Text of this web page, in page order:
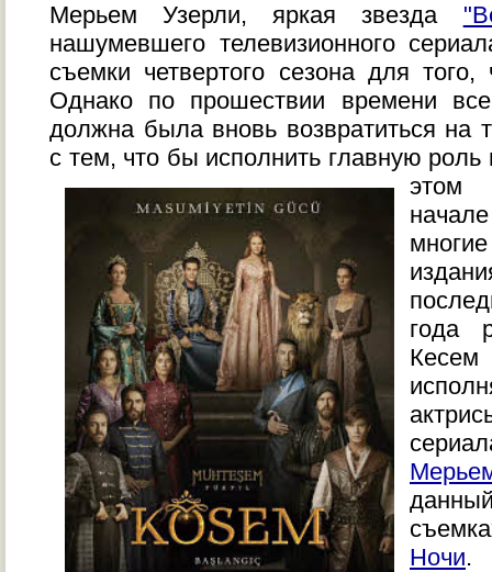
Мерьем Узерли, яркая звезда
нашумевшего телевизионного
съемки четвертого сезона для
Однако по прошествии времени
должна была вновь возвратиться на
с тем, что бы исполнить главную
этом
года
Ночи.